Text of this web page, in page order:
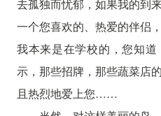
去孤独而忧郁，如果我的到
一个您喜欢的、热爱的伴
我本来是在学校的，您知
示，那些招牌，那些蔬菜店
且热烈地爱上您……